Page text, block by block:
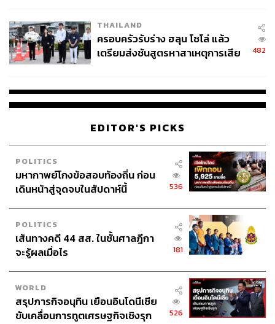
THAILAND
ครอบครัวรับร่าง ฮลุน โซโล่ แล้ว
เตรียมส่งชันสูตรหาสาเหตุการเสีย
482
EDITOR'S PICKS
POLITICS
มหากาพย์โกงข้อสอบท้องถิ่น ก่อน
เดินหน้าสู่จุดจบในสัปดาห์นี้
536
POLITICS
เส้นทางคดี 44 สส. ในชั้นศาลฎีกา
จะรู้ผลเมื่อไร
181
WORLD
สรุปภารกิจอนุทิน เยือนอินโดนีเซีย
ขับเคลื่อนการทูตเศรษฐกิจเชิงรุก
526